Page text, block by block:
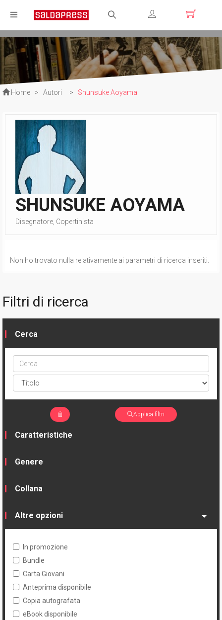
Registrati
Login
Home > Autori > Shunsuke Aoyama
SHUNSUKE AOYAMA
Disegnatore, Copertinista
Non ho trovato nulla relativamente ai parametri di ricerca inseriti.
Filtri di ricerca
Cerca
Cerca
ptype
Applica filtri
Caratteristiche
Genere
Collana
Altre opzioni
In promozione
Bundle
Carta Giovani
Anteprima disponibile
Copia autografata
eBook disponibile